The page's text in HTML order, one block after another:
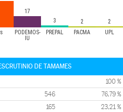
PODEMOS-
IU
PREPAL PACMA UPL
17
3
2 2
DE TAMAMES
100 %
546 76,79 %
165 23,21 %